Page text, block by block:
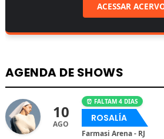
ACESSAR
AGENDA DE SHOWS
10
AGO
⏰ FALTAM 4 DIAS
ROSALÍA
Farmasi Arena - RJ